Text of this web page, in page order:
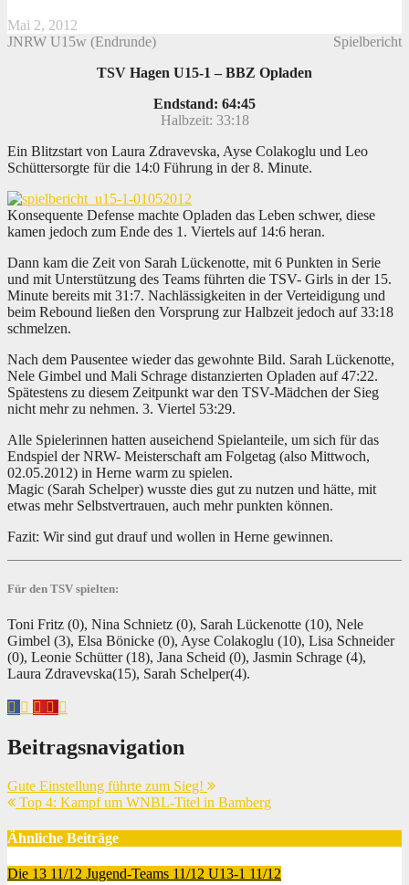
Mai 2, 2012
JNRW U15w (Endrunde)
Spielbericht
TSV Hagen U15-1 – BBZ Opladen
Endstand: 64:45
Halbzeit: 33:18
Ein Blitzstart von Laura Zdravevska, Ayse Colakoglu und Leo
Schüttersorgte für die 14:0 Führung in der 8. Minute.
Konsequente Defense machte Opladen das Leben schwer, diese
kamen jedoch zum Ende des 1. Viertels auf 14:6 heran.
Dann kam die Zeit von Sarah Lückenotte, mit 6 Punkten in Serie
und mit Unterstützung des Teams führten die TSV- Girls in der 15.
Minute bereits mit 31:7. Nachlässigkeiten in der Verteidigung und
beim Rebound ließen den Vorsprung zur Halbzeit jedoch auf 33:18
schmelzen.
Nach dem Pausentee wieder das gewohnte Bild. Sarah Lückenotte,
Nele Gimbel und Mali Schrage distanzierten Opladen auf 47:22.
Spätestens zu diesem Zeitpunkt war den TSV-Mädchen der Sieg
nicht mehr zu nehmen. 3. Viertel 53:29.
Alle Spielerinnen hatten auseichend Spielanteile, um sich für das
Endspiel der NRW- Meisterschaft am Folgetag (also Mittwoch,
02.05.2012) in Herne warm zu spielen.
Magic (Sarah Schelper) wusste dies gut zu nutzen und hätte, mit
etwas mehr Selbstvertrauen, auch mehr punkten können.
Fazit: Wir sind gut drauf und wollen in Herne gewinnen.
Für den TSV spielten:
Toni Fritz (0), Nina Schnietz (0), Sarah Lückenotte (10), Nele
Gimbel (3), Elsa Bönicke (0), Ayse Colakoglu (10), Lisa Schneider
(0), Leonie Schütter (18), Jana Scheid (0), Jasmin Schrage (4),
Laura Zdravevska(15), Sarah Schelper(4).
Beitragsnavigation
Gute Einstellung führte zum Sieg!
Top 4: Kampf um WNBL-Titel in Bamberg
Ähnliche Beiträge
Die 13 11/12 Jugend-Teams 11/12 U13-1 11/12